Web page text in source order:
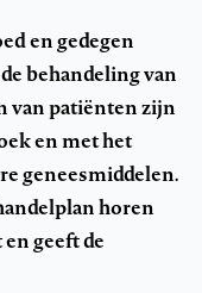
en gedegen
behandeling van
van patiënten zijn
en met het
geneesmiddelen.
horen
geeft de